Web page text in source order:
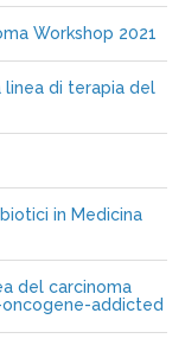
Workshop 2021
linea di terapia del
in Medicina
del carcinoma
addicted